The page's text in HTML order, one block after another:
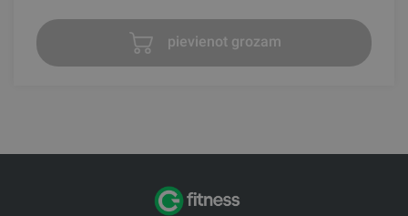
pievienot grozam